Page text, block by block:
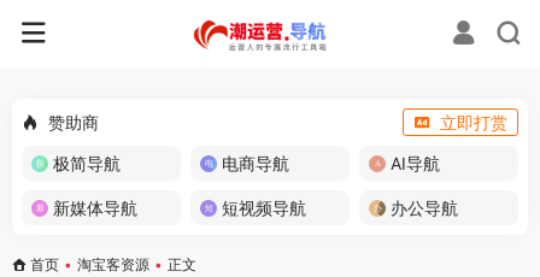
赞助商
立即打赏
极简导航
电商导航 AI导航
新媒体导航 短视频导航 办公导航
首页 • 淘宝客资源 • 正文